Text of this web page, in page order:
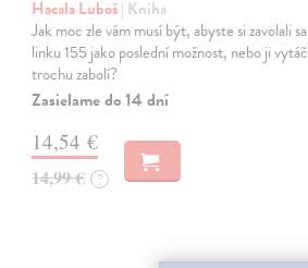
Hacala Luboš| Kniha
Jak moc zle vám musí být, abyste si zavolali
linku 155 jako poslední možnost, nebo ji
trochu zabolí?
Zasielame do 14 dní
14,54 €
14,99 € ?